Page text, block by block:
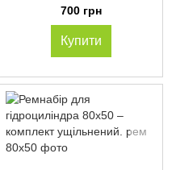
700 грн
Купити